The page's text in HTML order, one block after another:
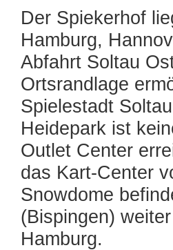
Der Spiekerhof
Hamburg,
Abfahrt Soltau
Ortsrandlage
Spielestadt
Heidepark ist
Outlet Center
das Kart-Center
Snowdome
(Bispingen)
Hamburg.